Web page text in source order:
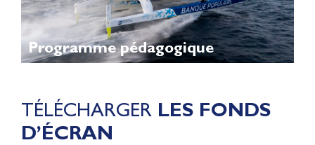
Programme pédagogique
TÉLÉCHARGER LES FONDS
D’ÉCRAN